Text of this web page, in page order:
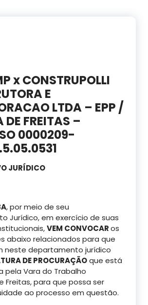
x CONSTRUPOLLI
E
LTDA – EPP /
DE FREITAS –
0000209-
JURÍDICO
, por meio de seu
Jurídico, em exercício de suas
VEM CONVOCARos
abaixo relacionados para que
neste departamento jurídico
DE PROCURAÇÃOque está
pela Vara do Trabalho
Freitas, para que possa ser
ao processo em questão.